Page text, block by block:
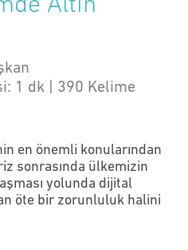
Altın
1 dk 390 Kelime
en önemli konularından
sonrasında ülkemizin
yolunda dijital
öte bir zorunluluk halini